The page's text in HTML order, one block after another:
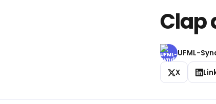
Clap
UFML-
X